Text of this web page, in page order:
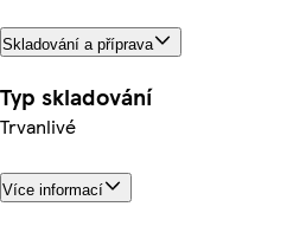
Skladování a příprava
Typ skladování
Trvanlivé
Více informací